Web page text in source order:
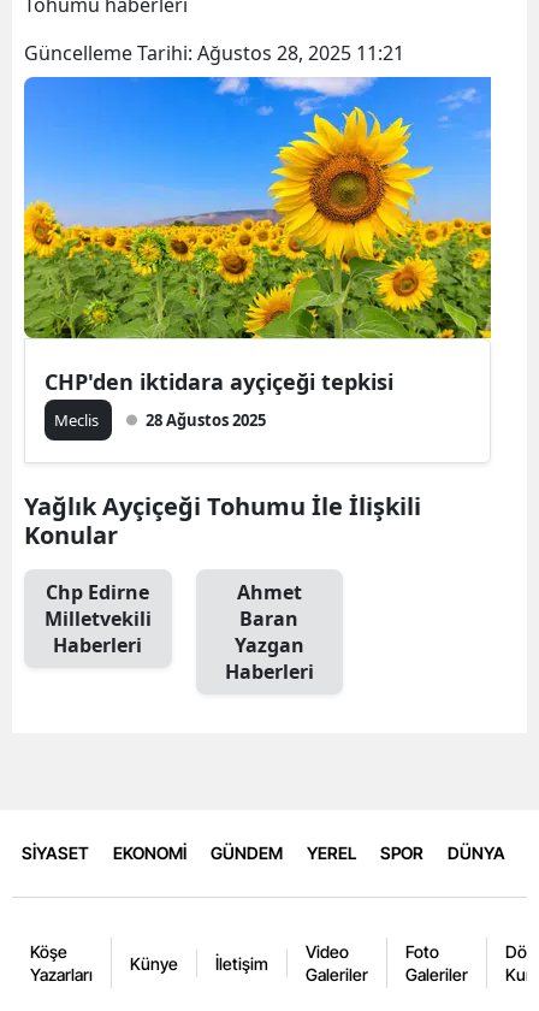
Güncelleme Tarihi: Ağustos 28, 2025 11:21
CHP'den iktidara ayçiçeği tepkisi
Meclis 28 Ağustos 2025
Yağlık Ayçiçeği Tohumu İle İlişkili
Konular
Chp Edirne
Milletvekili
Haberleri
Ahmet
Baran
Yazgan
Haberleri
SİYASET EKONOMİ GÜNDEM YEREL SPOR DÜNYA
Köşe
Yazarları
Künye İletişim
Video
Galeriler
Foto
Galeriler